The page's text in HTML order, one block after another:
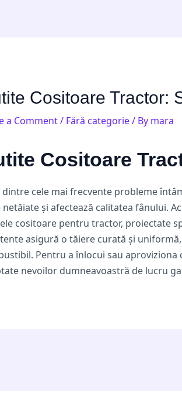
Cositoare Tractor:
a Comment/ Fără categorie/ By mara
Cositoare
dintre cele mai frecvente probleme
netăiate și afectează calitatea fânului.
cositoare pentru tractor, proiectate
asigură o tăiere curată și
Pentru a înlocui sau aproviziona
nevoilor dumneavoastră de lucru